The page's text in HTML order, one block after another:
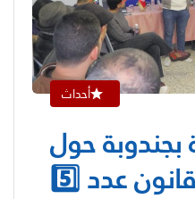
أحداث
بجندوبة حول
عدد 5️⃣